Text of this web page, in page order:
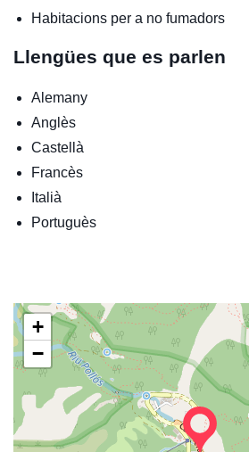
Habitacions per a no fumadors
Llengües que es parlen
Alemany
Anglès
Castellà
Francès
Italià
Portuguès
+
−